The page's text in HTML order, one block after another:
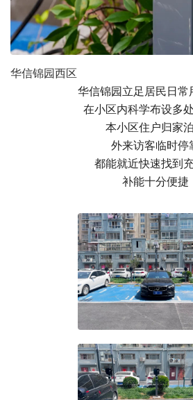
华信锦园西区
华信锦园立足居民日常
在小区内科学布设多
本小区住户归家
外来访客临时停
都能就近快速找到
补能十分便捷